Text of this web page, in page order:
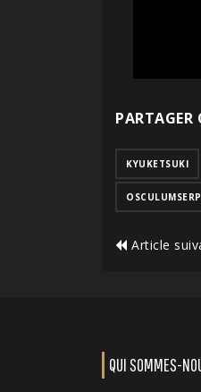
PARTAGER
KYUKETSUKI
Article
QUI SOMMES-